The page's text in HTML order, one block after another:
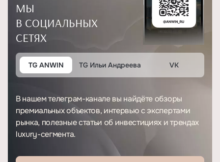
МЫ
В СОЦИАЛЬНЫХ
СЕТЯХ
TG ANWIN TG Ильи Андреева VK
В нашем телеграм-канале вы найдёте обзоры
премиальных объектов, интервью с экспертами
рынка, полезные статьи об инвестициях и трендах
luxury-сегмента.